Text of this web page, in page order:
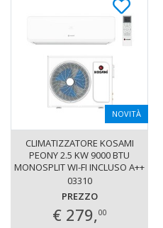
NOVITÀ
CLIMATIZZATORE KOSAMI
PEONY 2.5 KW 9000 BTU
MONOSPLIT WI-FI INCLUSO A++
INVERTER R32
03310
PREZZO
€ 279,00